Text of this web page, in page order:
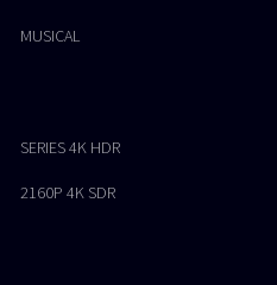
MUSICAL
SERIES 4K HDR
2160P 4K SDR